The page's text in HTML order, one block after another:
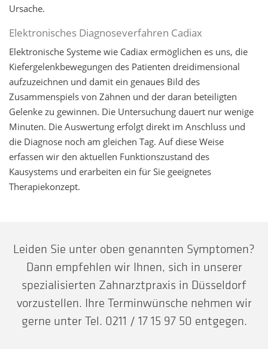
Ursache.
Elektronisches Diagnoseverfahren Cadiax
Elektronische Systeme wie Cadiax ermöglichen es uns, die
Kiefergelenkbewegungen des Patienten dreidimensional
aufzuzeichnen und damit ein genaues Bild des
Zusammenspiels von Zähnen und der daran beteiligten
Gelenke zu gewinnen. Die Untersuchung dauert nur wenige
Minuten. Die Auswertung erfolgt direkt im Anschluss und
die Diagnose noch am gleichen Tag. Auf diese Weise
erfassen wir den aktuellen Funktionszustand des
Kausystems und erarbeiten ein für Sie geeignetes
Therapiekonzept.
Leiden Sie unter oben genannten Symptomen?
Dann empfehlen wir Ihnen, sich in unserer
spezialisierten Zahnarztpraxis in Düsseldorf
vorzustellen. Ihre Terminwünsche nehmen wir
gerne unter Tel. 0211 / 17 15 97 50 entgegen.